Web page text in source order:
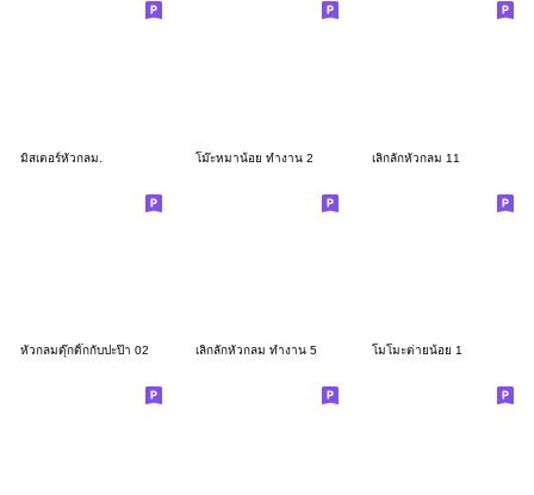
มิสเตอร์หัวกลม. โม๊ะหมาน้อย ทำงาน 2 เลิ่กลั่กหัวกลม 11
หัวกลมดุ๊กดิ๊กกับปะป๊า 02 เลิ่กลั่กหัวกลม ทำงาน 5 โมโมะต่ายน้อย 1